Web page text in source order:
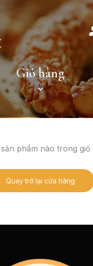
Giỏ hàng
phẩm nào trong giỏ
Quay trở lại cửa hàng